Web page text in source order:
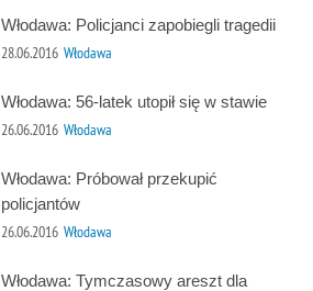
Włodawa: Policjanci zapobiegli tragedii
28.06.2016 Włodawa
Włodawa: 56-latek utopił się w stawie
26.06.2016 Włodawa
Włodawa: Próbował przekupić
policjantów
26.06.2016 Włodawa
Włodawa: Tymczasowy areszt dla